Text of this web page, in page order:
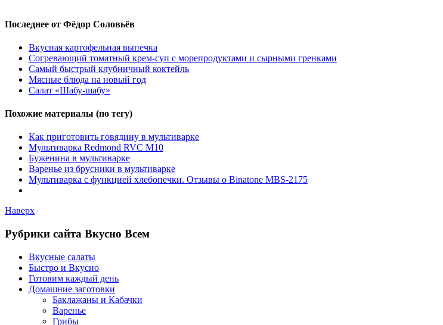
Последнее от Фёдор Соловьёв
Вкусная картофельная выпечка
Согревающий томатный крем-суп с морепродуктами и сырными гренками
Самый быстрый клубничный коктейль
Мясные блюда на новый год
Салат «Шабу-шабу»
Похожие материалы (по тегу)
Как приготовить говядину в мультиварке
Мультиварка Redmond RVC M10
Буженина в мультиварке
Варенье из брусники в мультиварке
Мультиварка с функцией хлебопечки. Отзывы о Binatone MBS-2175
Наверх
Рубрики сайта Вкусно Всем
Вкусные салаты
Быстро и Вкусно
Готовим каждый день
Домашние заготовки
Баклажаны и Кабачки
Варенье
Грибы